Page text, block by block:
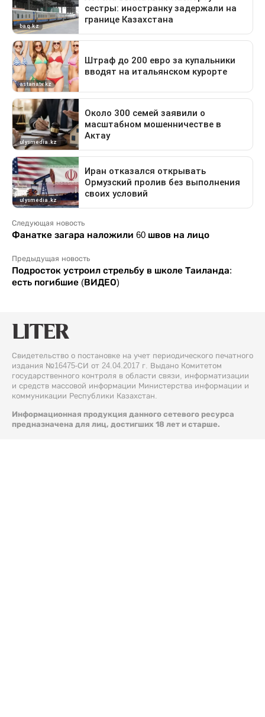
Следующая новость
Фанатке загара наложили 60 швов на лицо
Предыдущая новость
Подросток устроил стрельбу в школе Таиланда:
есть погибшие (ВИДЕО)
Свидетельство о постановке на учет периодического печатного
издания №16475-СИ от 24.04.2017 г. Выдано Комитетом
государственного контроля в области связи, информатизации
и средств массовой информации Министерства информации и
коммуникации Республики Казахстан.
Информационная продукция данного сетевого ресурса
предназначена для лиц, достигших 18 лет и старше.